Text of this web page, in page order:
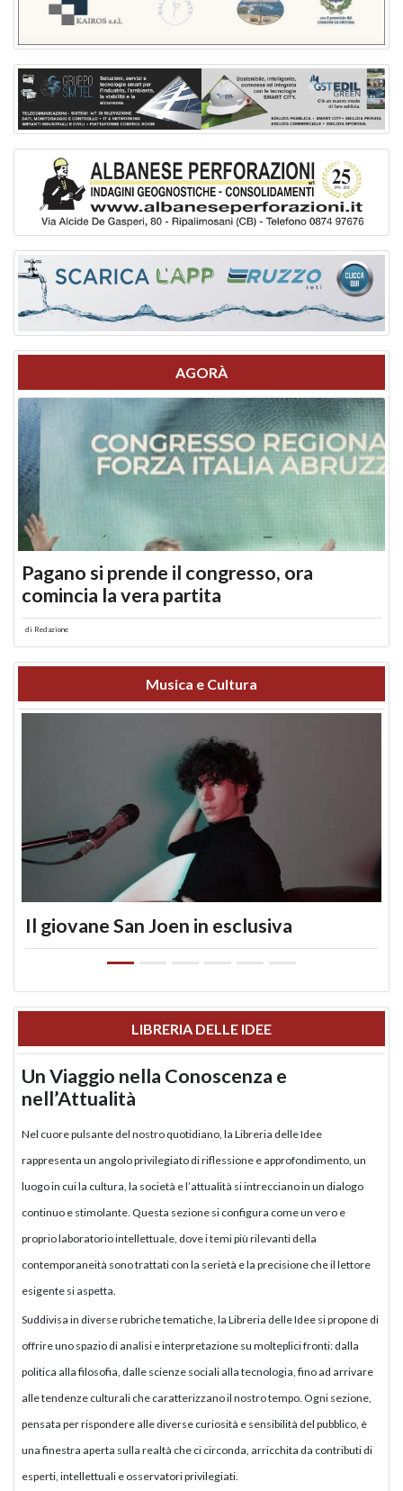
AGORÀ
Pagano si prende il congresso, ora
comincia la vera partita
di Redazione
Musica e Cultura
Il giovane San Joen in esclusiva
LIBRERIA DELLE IDEE
Un Viaggio nella Conoscenza e
nell’Attualità
Nel cuore pulsante del nostro quotidiano, la Libreria delle Idee
rappresenta un angolo privilegiato di riflessione e approfondimento, un
luogo in cui la cultura, la società e l’attualità si intrecciano in un dialogo
continuo e stimolante. Questa sezione si configura come un vero e
proprio laboratorio intellettuale, dove i temi più rilevanti della
contemporaneità sono trattati con la serietà e la precisione che il lettore
esigente si aspetta.
Suddivisa in diverse rubriche tematiche, la Libreria delle Idee si propone di
offrire uno spazio di analisi e interpretazione su molteplici fronti: dalla
politica alla filosofia, dalle scienze sociali alla tecnologia, fino ad arrivare
alle tendenze culturali che caratterizzano il nostro tempo. Ogni sezione,
pensata per rispondere alle diverse curiosità e sensibilità del pubblico, è
una finestra aperta sulla realtà che ci circonda, arricchita da contributi di
esperti, intellettuali e osservatori privilegiati.